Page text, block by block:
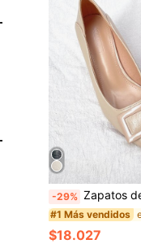
-29% Zapatos de tacón alto de unicolor elegante color
#1 Más vendidos
$18.027